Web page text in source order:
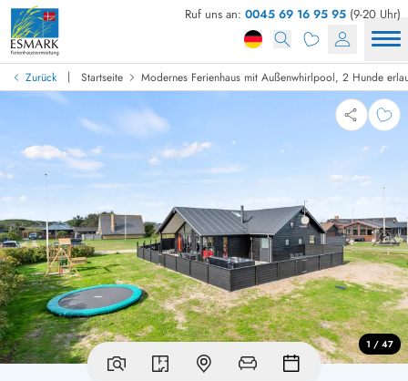
Ruf uns an: 0045 69 16 95 95 (9-20 Uhr)
Zurück | Startseite Modernes Ferienhaus mit Außenwhirlpool, 2 Hunde
1 / 47